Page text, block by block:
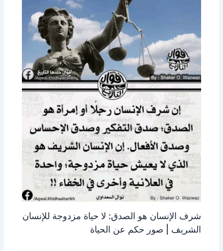
شرف الإنسان هو الصدق: لا حياة مزدوجة للإنسان
الشريف | صور حكم عن الحياة